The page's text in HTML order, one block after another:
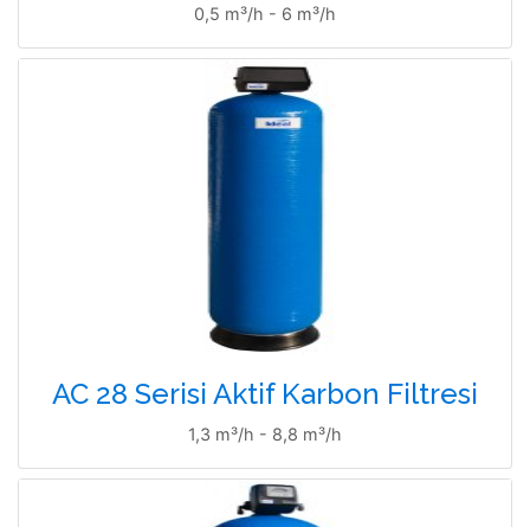
0,5 m³/h - 6 m³/h
AC 28 Serisi Aktif Karbon Filtresi
1,3 m³/h - 8,8 m³/h